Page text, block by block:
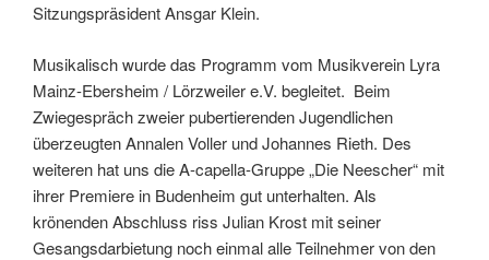
Sitzungspräsident Ansgar Klein.
Musikalisch wurde das Programm vom Musikverein Lyra
Mainz-Ebersheim / Lörzweiler e.V. begleitet. Beim
Zwiegespräch zweier pubertierenden Jugendlichen
überzeugten Annalen Voller und Johannes Rieth. Des
weiteren hat uns die A-capella-Gruppe „Die Neescher“ mit
ihrer Premiere in Budenheim gut unterhalten. Als
krönenden Abschluss riss Julian Krost mit seiner
Gesangsdarbietung noch einmal alle Teilnehmer von den